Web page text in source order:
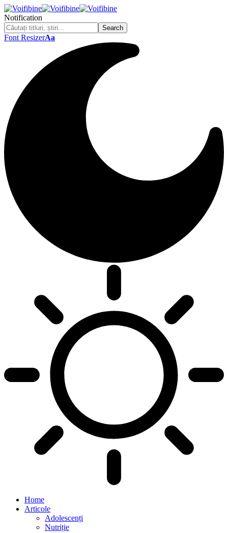
Notification
Font ResizerAa
Home
Articole
Adolescenți
Nutriție